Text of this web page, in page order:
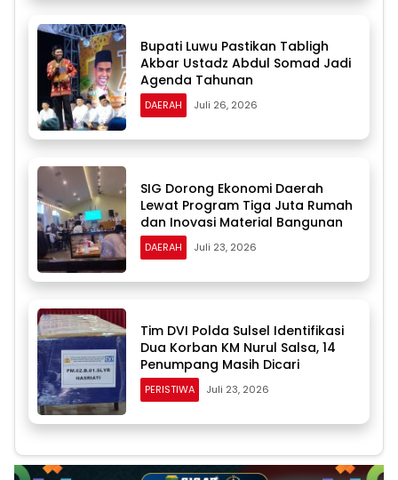
Bupati Luwu Pastikan Tabligh
Akbar Ustadz Abdul Somad Jadi
Agenda Tahunan
DAERAH Juli 26, 2026
SIG Dorong Ekonomi Daerah
Lewat Program Tiga Juta Rumah
dan Inovasi Material Bangunan
DAERAH Juli 23, 2026
Tim DVI Polda Sulsel Identifikasi
Dua Korban KM Nurul Salsa, 14
Penumpang Masih Dicari
PERISTIWA Juli 23, 2026